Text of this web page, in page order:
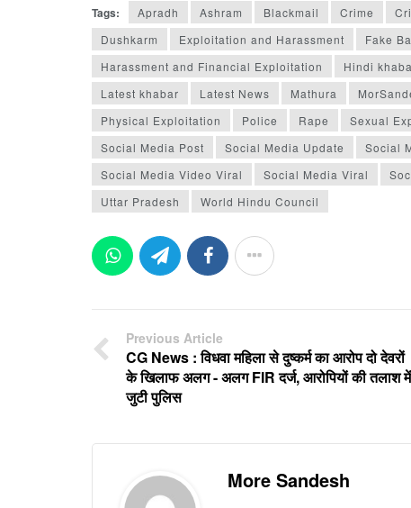
Tags: Apradh Ashram Blackmail Crime
Dushkarm
Exploitation and Harassment Fake
Harassment and Financial Exploitation
Hindi
Latest khabar
Latest News Mathura
Physical Exploitation
Police Rape Sexual
Social Media Post
Social Media Update Social
Social Media Video Viral
Social Media Viral
Uttar Pradesh
World Hindu Council
Previous Article
CG News : विधवा महिला से दुष्कर्म का आरोप दो देवरों
के खिलाफ अलग - अलग FIR दर्ज, आरोपियों की तलाश में
जुटी पुलिस
More Sandesh